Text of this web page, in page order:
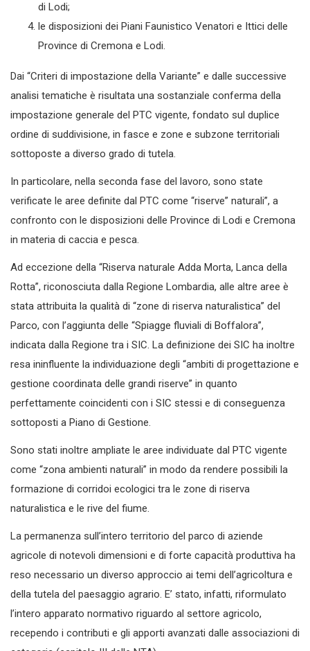
di Lodi;
le disposizioni dei Piani Faunistico Venatori e Ittici delle
Province di Cremona e Lodi.
Dai “Criteri di impostazione della Variante” e dalle successive
analisi tematiche è risultata una sostanziale conferma della
impostazione generale del PTC vigente, fondato sul duplice
ordine di suddivisione, in fasce e zone e subzone territoriali
sottoposte a diverso grado di tutela.
In particolare, nella seconda fase del lavoro, sono state
verificate le aree definite dal PTC come “riserve” naturali”, a
confronto con le disposizioni delle Province di Lodi e Cremona
in materia di caccia e pesca.
Ad eccezione della “Riserva naturale Adda Morta, Lanca della
Rotta”, riconosciuta dalla Regione Lombardia, alle altre aree è
stata attribuita la qualità di “zone di riserva naturalistica” del
Parco, con l’aggiunta delle “Spiagge fluviali di Boffalora”,
indicata dalla Regione tra i SIC. La definizione dei SIC ha inoltre
resa ininfluente la individuazione degli “ambiti di progettazione e
gestione coordinata delle grandi riserve” in quanto
perfettamente coincidenti con i SIC stessi e di conseguenza
sottoposti a Piano di Gestione.
Sono stati inoltre ampliate le aree individuate dal PTC vigente
come “zona ambienti naturali” in modo da rendere possibili la
formazione di corridoi ecologici tra le zone di riserva
naturalistica e le rive del fiume.
La permanenza sull’intero territorio del parco di aziende
agricole di notevoli dimensioni e di forte capacità produttiva ha
reso necessario un diverso approccio ai temi dell’agricoltura e
della tutela del paesaggio agrario. E’ stato, infatti, riformulato
l’intero apparato normativo riguardo al settore agricolo,
recependo i contributi e gli apporti avanzati dalle associazioni di